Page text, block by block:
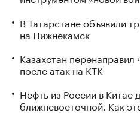
В Татарстане объявили
на Нижнекамск
Казахстан перенаправил
после атак на КТК
Нефть из России в Китае
ближневосточной. Как